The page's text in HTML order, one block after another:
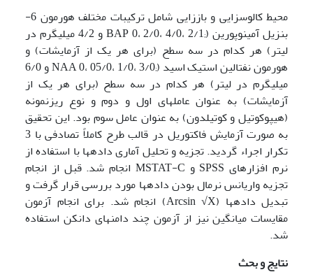
محیط کالوس­زایی و باززایی شامل ترکیبات مختلف هورمون 6-
بنزیل آمینوپورین (;BAP 0، 2/0، 4/0، 2/1 و 4/2 میلی­گرم در
لیتر) هر کدام در سه سطح (برای هر یک از آزمایشات) و
هورمون نفتالین استیک اسید (;NAA 0، 05/0، 1/0، 3/0 و 6/0
میلی­گرم در لیتر) هر کدام در سه سطح (برای هر یک از
آزمایشات) به عنوان عاملهای اول و دوم و نوع ریزنمونه
(هیپوکوتیل و کوتیلدون) به عنوان عامل سوم بود. این تحقیق
به صورت آزمایش فاکتوریل در قالب طرح کاملاً تصادفی با 3
تکرار اجراء گردید. تجزیه و تحلیل آماری داده­ها با استفاده از
نرم افزارهای SPSS و MSTAT-C انجام شد. قبل از انجام
تجزیه واریانس نرمال بودن داده­ها مورد بررسی قرار گرفت و
تبدیل داده­ها (Arcsin √X) انجام شد. برای انجام آزمون
مقایسات میانگین نیز از آزمون چند دامنه­ای دانکن استفاده
شد.
نتایج و بحث